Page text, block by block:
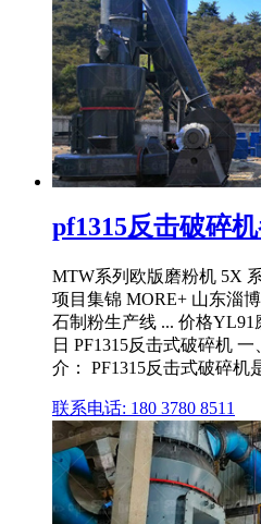
pf1315反击破碎
MTW系列欧版磨粉机 5X
项目集锦 MORE+ 山东淄
石制粉生产线 ... 价格YL91
日 PF1315反击式破碎机
介： PF1315反击式破碎机
联系电话: 180 3780 8511